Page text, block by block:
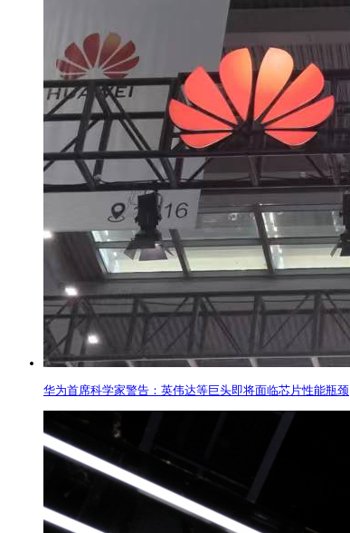
华为首席科学家警告：英伟达等巨头即将面临芯片性能瓶颈